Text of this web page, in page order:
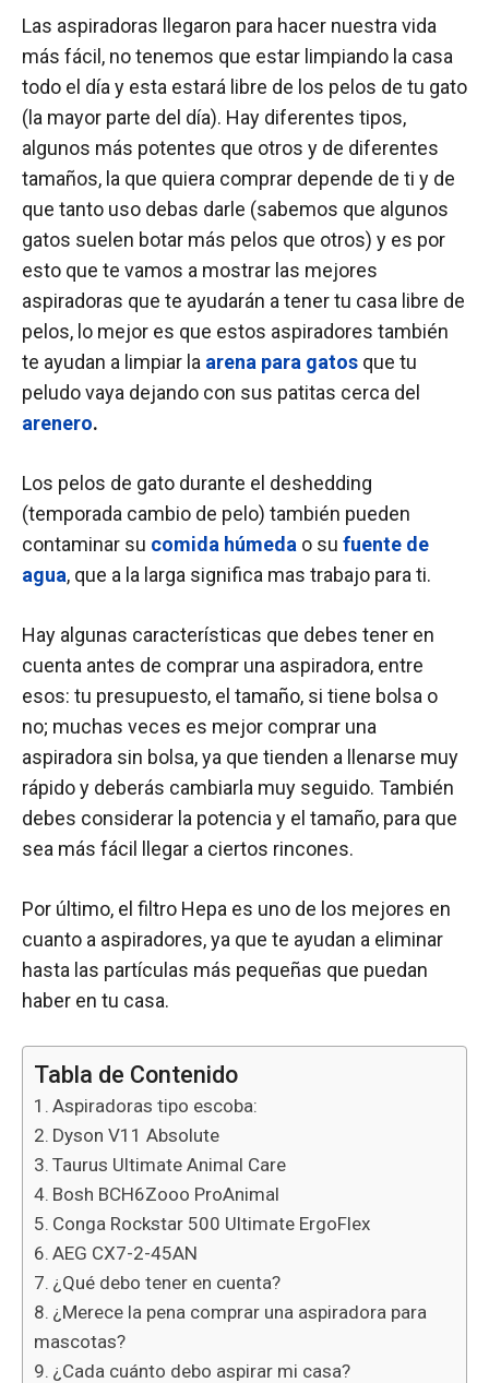
Las aspiradoras llegaron para hacer nuestra vida
más fácil, no tenemos que estar limpiando la casa
todo el día y esta estará libre de los pelos de tu gato
(la mayor parte del día). Hay diferentes tipos,
algunos más potentes que otros y de diferentes
tamaños, la que quiera comprar depende de ti y de
que tanto uso debas darle (sabemos que algunos
gatos suelen botar más pelos que otros) y es por
esto que te vamos a mostrar las mejores
aspiradoras que te ayudarán a tener tu casa libre de
pelos, lo mejor es que estos aspiradores también
te ayudan a limpiar la arena para gatos que tu
peludo vaya dejando con sus patitas cerca del
arenero.
Los pelos de gato durante el deshedding
(temporada cambio de pelo) también pueden
contaminar su comida húmeda o su fuente de
agua, que a la larga significa mas trabajo para ti.
Hay algunas características que debes tener en
cuenta antes de comprar una aspiradora, entre
esos: tu presupuesto, el tamaño, si tiene bolsa o
no; muchas veces es mejor comprar una
aspiradora sin bolsa, ya que tienden a llenarse muy
rápido y deberás cambiarla muy seguido. También
debes considerar la potencia y el tamaño, para que
sea más fácil llegar a ciertos rincones.
Por último, el filtro Hepa es uno de los mejores en
cuanto a aspiradores, ya que te ayudan a eliminar
hasta las partículas más pequeñas que puedan
haber en tu casa.
Tabla de Contenido
Aspiradoras tipo escoba:
Dyson V11 Absolute
Taurus Ultimate Animal Care
Bosh BCH6Zooo ProAnimal
Conga Rockstar 500 Ultimate ErgoFlex
AEG CX7-2-45AN
¿Qué debo tener en cuenta?
¿Merece la pena comprar una aspiradora para
mascotas?
¿Cada cuánto debo aspirar mi casa?